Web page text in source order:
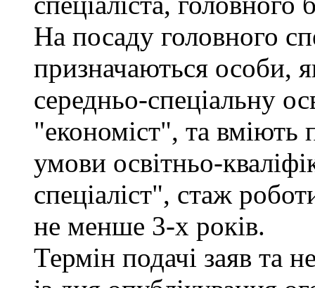
На посаду головного
призначаються особи,
середньо-спеціальну
"економіст", та
умови освітньо-
спеціаліст", стаж
не менше 3-х років.
Термін подачі заяв та